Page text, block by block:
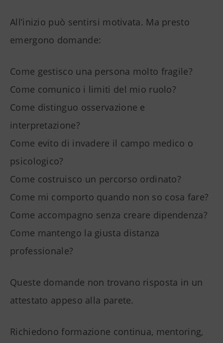
All’inizio può sentirsi motivata. Ma presto
emergono domande:
Come gestisco una persona molto fragile?
Come comunico i limiti del mio ruolo?
Come distinguo osservazione e
interpretazione?
Come evito di invadere il campo medico o
psicologico?
Come costruisco un percorso ordinato?
Come mi comporto quando non so cosa fare?
Come accompagno senza creare dipendenza?
Come mantengo la giusta distanza
professionale?
Queste domande non trovano risposta in un
attestato appeso alla parete.
Richiedono formazione continua, mentoring,